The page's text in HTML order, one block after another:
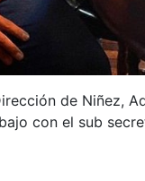
de Niñez,
con el sub